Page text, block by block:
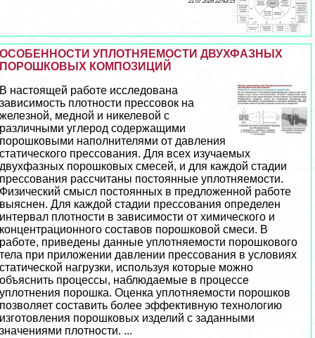
21 07 2026 22:43:15
ОСОБЕННОСТИ УПЛОТНЯЕМОСТИ ДВУХФАЗНЫХ
ПОРОШКОВЫХ КОМПОЗИЦИЙ
В настоящей работе исследована
зависимость плотности прессовок на
железной, медной и никелевой с
различными углерод содержащими
порошковыми наполнителями от давления
статического прессования. Для всех изучаемых
двухфазных порошковых смесей, и для каждой стадии
прессования рассчитаны постоянные уплотняемости.
Физический смысл постоянных в предложенной работе
выяснен. Для каждой стадии прессования определен
интервал плотности в зависимости от химического и
концентрационного составов порошковой смеси. В
работе, приведены данные уплотняемости порошкового
тела при приложении давлении прессования в условиях
статической нагрузки, используя которые можно
объяснить процессы, наблюдаемые в процессе
уплотнения порошка. Оценка уплотняемости порошков
позволяет составить более эффективную технологию
изготовления порошковых изделий с заданными
значениями плотности. ...